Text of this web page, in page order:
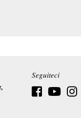
Seguiteci